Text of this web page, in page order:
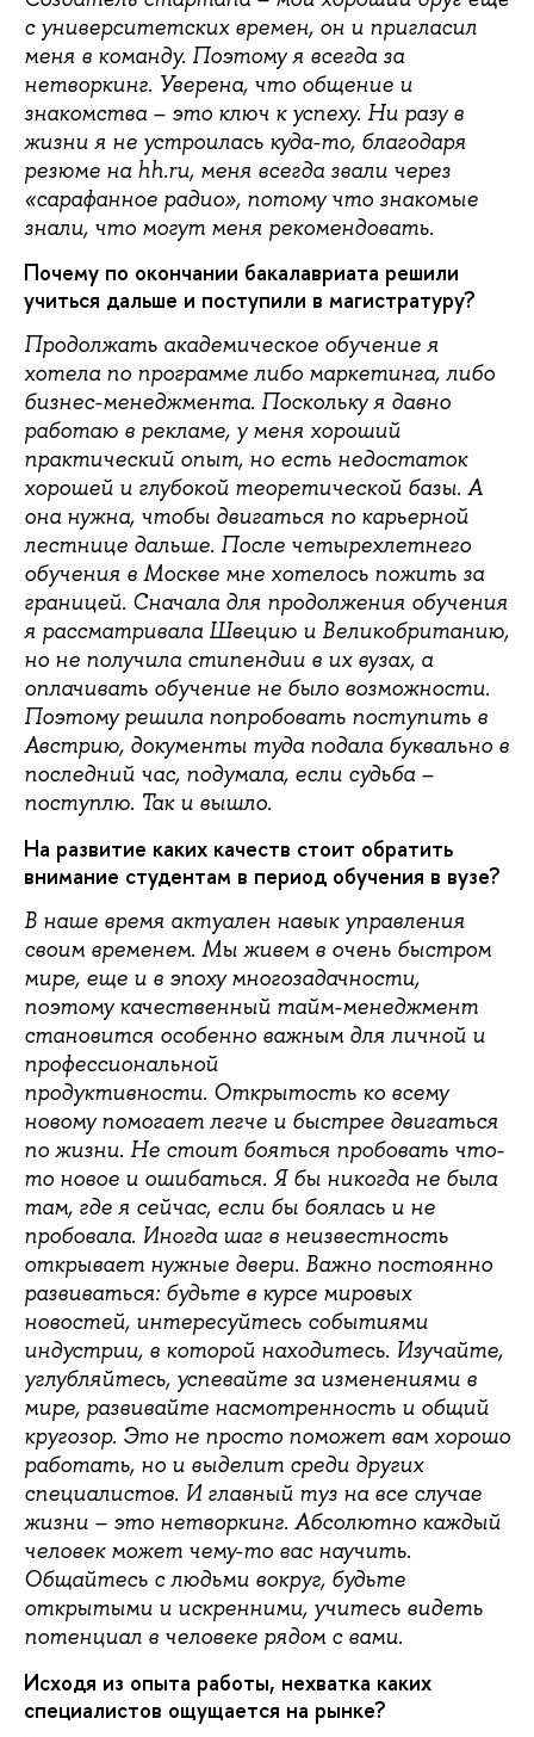
с университетских времен, он и пригласил
меня в команду. Поэтому я всегда за
нетворкинг. Уверена, что общение и
знакомства – это ключ к успеху. Ни разу в
жизни я не устроилась куда-то, благодаря
резюме на hh.ru, меня всегда звали через
«сарафанное радио», потому что знакомые
знали, что могут меня рекомендовать.
Почему по окончании бакалавриата решили
учиться дальше и поступили в магистратуру?
Продолжать академическое обучение я
хотела по программе либо маркетинга, либо
бизнес-менеджмента. Поскольку я давно
работаю в рекламе, у меня хороший
практический опыт, но есть недостаток
хорошей и глубокой теоретической базы. А
она нужна, чтобы двигаться по карьерной
лестнице дальше. После четырехлетнего
обучения в Москве мне хотелось пожить за
границей. Сначала для продолжения обучения
я рассматривала Швецию и Великобританию,
но не получила стипендии в их вузах, а
оплачивать обучение не было возможности.
Поэтому решила попробовать поступить в
Австрию, документы туда подала буквально в
последний час, подумала, если судьба –
поступлю. Так и вышло.
На развитие каких качеств стоит обратить
внимание студентам в период обучения в вузе?
В наше время актуален навык управления
своим временем. Мы живем в очень быстром
мире, еще и в эпоху многозадачности,
поэтому качественный тайм-менеджмент
становится особенно важным для личной и
профессиональной
продуктивности. Открытость ко всему
новому помогает легче и быстрее двигаться
по жизни. Не стоит бояться пробовать что-
то новое и ошибаться. Я бы никогда не была
там, где я сейчас, если бы боялась и не
пробовала. Иногда шаг в неизвестность
открывает нужные двери. Важно постоянно
развиваться: будьте в курсе мировых
новостей, интересуйтесь событиями
индустрии, в которой находитесь. Изучайте,
углубляйтесь, успевайте за изменениями в
мире, развивайте насмотренность и общий
кругозор. Это не просто поможет вам хорошо
работать, но и выделит среди других
специалистов. И главный туз на все случае
жизни – это нетворкинг. Абсолютно каждый
человек может чему-то вас научить.
Общайтесь с людьми вокруг, будьте
открытыми и искренними, учитесь видеть
потенциал в человеке рядом с вами.
Исходя из опыта работы, нехватка каких
специалистов ощущается на рынке?